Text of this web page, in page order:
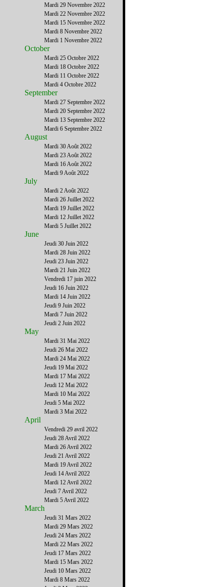
Mardi 29 Novembre 2022
Mardi 22 Novembre 2022
Mardi 15 Novembre 2022
Mardi 8 Novembre 2022
Mardi 1 Novembre 2022
October
Mardi 25 Octobre 2022
Mardi 18 Octobre 2022
Mardi 11 Octobre 2022
Mardi 4 Octobre 2022
September
Mardi 27 Septembre 2022
Mardi 20 Septembre 2022
Mardi 13 Septembre 2022
Mardi 6 Septembre 2022
August
Mardi 30 Août 2022
Mardi 23 Août 2022
Mardi 16 Août 2022
Mardi 9 Août 2022
July
Mardi 2 Août 2022
Mardi 26 Juillet 2022
Mardi 19 Juillet 2022
Mardi 12 Juillet 2022
Mardi 5 Juillet 2022
June
Jeudi 30 Juin 2022
Mardi 28 Juin 2022
Jeudi 23 Juin 2022
Mardi 21 Juin 2022
Vendredi 17 juin 2022
Jeudi 16 Juin 2022
Mardi 14 Juin 2022
Jeudi 9 Juin 2022
Mardi 7 Juin 2022
Jeudi 2 Juin 2022
May
Mardi 31 Mai 2022
Jeudi 26 Mai 2022
Mardi 24 Mai 2022
Jeudi 19 Mai 2022
Mardi 17 Mai 2022
Jeudi 12 Mai 2022
Mardi 10 Mai 2022
Jeudi 5 Mai 2022
Mardi 3 Mai 2022
April
Vendredi 29 avril 2022
Jeudi 28 Avril 2022
Mardi 26 Avril 2022
Jeudi 21 Avril 2022
Mardi 19 Avril 2022
Jeudi 14 Avril 2022
Mardi 12 Avril 2022
Jeudi 7 Avril 2022
Mardi 5 Avril 2022
March
Jeudi 31 Mars 2022
Mardi 29 Mars 2022
Jeudi 24 Mars 2022
Mardi 22 Mars 2022
Jeudi 17 Mars 2022
Mardi 15 Mars 2022
Jeudi 10 Mars 2022
Mardi 8 Mars 2022